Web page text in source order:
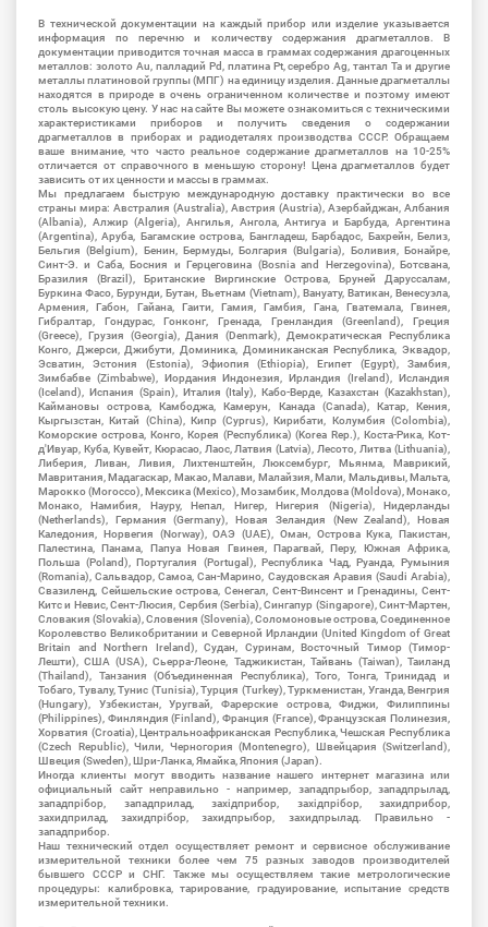
В технической документации на каждый прибор или изделие указывается
информация по перечню и количеству содержания драгметаллов. В
документации приводится точная масса в граммах содержания драгоценных
металлов: золото Au, палладий Pd, платина Pt, серебро Ag, тантал Ta и другие
металлы платиновой группы (МПГ) на единицу изделия. Данные драгметаллы
находятся в природе в очень ограниченном количестве и поэтому имеют
столь высокую цену. У нас на сайте Вы можете ознакомиться с техническими
характеристиками приборов и получить сведения о содержании
драгметаллов в приборах и радиодеталях производства СССР. Обращаем
ваше внимание, что часто реальное содержание драгметаллов на 10-25%
отличается от справочного в меньшую сторону! Цена драгметаллов будет
зависить от их ценности и массы в граммах.
Мы предлагаем быструю международную доставку практически во все
страны мира: Австралия (Australia), Австрия (Austria), Азербайджан, Албания
(Albania), Алжир (Algeria), Ангилья, Ангола, Антигуа и Барбуда, Аргентина
(Argentina), Аруба, Багамские острова, Бангладеш, Барбадос, Бахрейн, Белиз,
Бельгия (Belgium), Бенин, Бермуды, Болгария (Bulgaria), Боливия, Бонайре,
Синт-Э. и Саба, Босния и Герцеговина (Bosnia and Herzegovina), Ботсвана,
Бразилия (Brazil), Британские Виргинские Острова, Бруней Даруссалам,
Буркина Фасо, Бурунди, Бутан, Вьетнам (Vietnam), Вануату, Ватикан, Венесуэла,
Армения, Габон, Гайана, Гаити, Гамия, Гамбия, Гана, Гватемала, Гвинея,
Гибралтар, Гондурас, Гонконг, Гренада, Гренландия (Greenland), Греция
(Greece), Грузия (Georgia), Дания (Denmark), Демократическая Республика
Конго, Джерси, Джибути, Доминика, Доминиканская Республика, Эквадор,
Эсватин, Эстония (Estonia), Эфиопия (Ethiopia), Египет (Egypt), Замбия,
Зимбабве (Zimbabwe), Иордания Индонезия, Ирландия (Ireland), Исландия
(Iceland), Испания (Spain), Италия (Italy), Кабо-Верде, Казахстан (Kazakhstan),
Каймановы острова, Камбоджа, Камерун, Канада (Canada), Катар, Кения,
Кыргызстан, Китай (China), Кипр (Cyprus), Кирибати, Колумбия (Colombia),
Коморские острова, Конго, Корея (Республика) (Korea Rep.), Коста-Рика, Кот-
д'Ивуар, Куба, Кувейт, Кюрасао, Лаос, Латвия (Latvia), Лесото, Литва (Lithuania),
Либерия, Ливан, Ливия, Лихтенштейн, Люксембург, Мьянма, Маврикий,
Мавритания, Мадагаскар, Макао, Малави, Малайзия, Мали, Мальдивы, Мальта,
Марокко (Morocco), Мексика (Mexico), Мозамбик, Молдова (Moldova), Монако,
Монако, Намибия, Науру, Непал, Нигер, Нигерия (Nigeria), Нидерланды
(Netherlands), Германия (Germany), Новая Зеландия (New Zealand), Новая
Каледония, Норвегия (Norway), ОАЭ (UAE), Оман, Острова Кука, Пакистан,
Палестина, Панама, Папуа Новая Гвинея, Парагвай, Перу, Южная Африка,
Польша (Poland), Португалия (Portugal), Республика Чад, Руанда, Румыния
(Romania), Сальвадор, Самоа, Сан-Марино, Саудовская Аравия (Saudi Arabia),
Свазиленд, Сейшельские острова, Сенегал, Сент-Винсент и Гренадины, Сент-
Китс и Невис, Сент-Люсия, Сербия (Serbia), Сингапур (Singapore), Синт-Мартен,
Словакия (Slovakia), Словения (Slovenia), Соломоновые острова, Соединенное
Королевство Великобритании и Северной Ирландии (United Kingdom of Great
Britain and Northern Ireland), Судан, Суринам, Восточный Тимор (Тимор-
Лешти), США (USA), Сьерра-Леоне, Таджикистан, Тайвань (Taiwan), Таиланд
(Thailand), Танзания (Объединенная Республика), Того, Тонга, Тринидад и
Тобаго, Тувалу, Тунис (Tunisia), Турция (Turkey), Туркменистан, Уганда, Венгрия
(Hungary), Узбекистан, Уругвай, Фарерские острова, Фиджи, Филиппины
(Philippines), Финляндия (Finland), Франция (France), Французская Полинезия,
Хорватия (Croatia), Центральноафриканская Республика, Чешская Республика
(Czech Republic), Чили, Черногория (Montenegro), Швейцария (Switzerland),
Швеция (Sweden), Шри-Ланка, Ямайка, Япония (Japan).
Иногда клиенты могут вводить название нашего интернет магазина или
официальный сайт неправильно - например, западпрыбор, западпрылад,
западпрібор, западприлад, західприбор, західпрібор, захидприбор,
захидприлад, захидпрібор, захидпрыбор, захидпрылад. Правильно -
западприбор.
Наш технический отдел осуществляет ремонт и сервисное обслуживание
измерительной техники более чем 75 разных заводов производителей
бывшего СССР и СНГ. Также мы осуществляем такие метрологические
процедуры: калибровка, тарирование, градуирование, испытание средств
измерительной техники.